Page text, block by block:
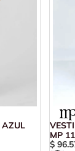
AZUL
MP
$ 96.